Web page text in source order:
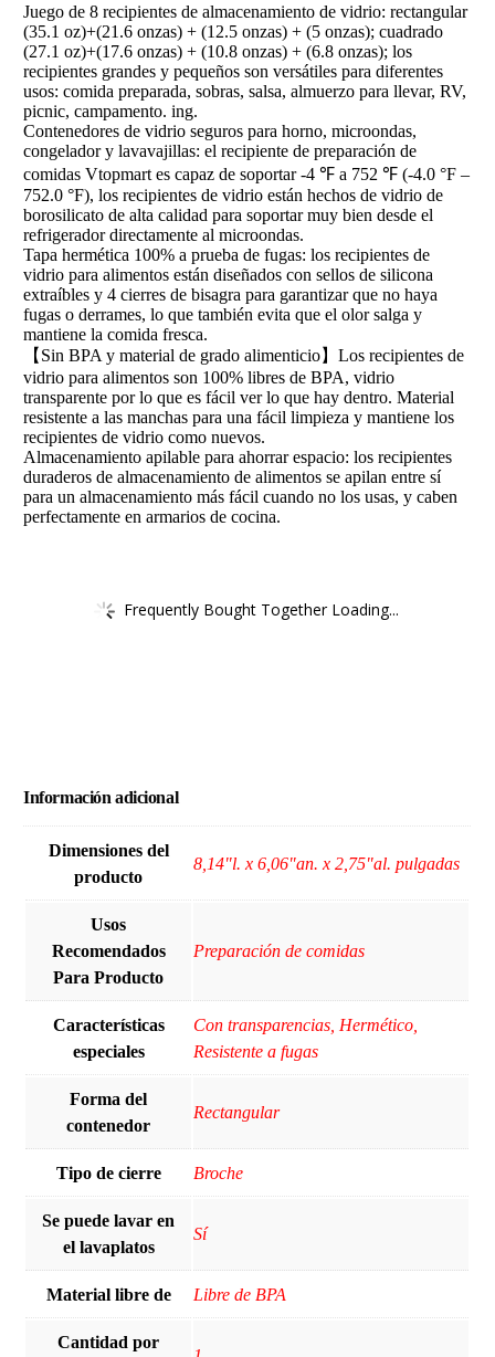
Juego de 8 recipientes de almacenamiento de vidrio: rectangular
(35.1 oz)+(21.6 onzas) + (12.5 onzas) + (5 onzas); cuadrado
(27.1 oz)+(17.6 onzas) + (10.8 onzas) + (6.8 onzas); los
recipientes grandes y pequeños son versátiles para diferentes
usos: comida preparada, sobras, salsa, almuerzo para llevar, RV,
picnic, campamento. ing.
Contenedores de vidrio seguros para horno, microondas,
congelador y lavavajillas: el recipiente de preparación de
comidas Vtopmart es capaz de soportar -4 ℉ a 752 ℉ (-4.0 °F –
752.0 °F), los recipientes de vidrio están hechos de vidrio de
borosilicato de alta calidad para soportar muy bien desde el
refrigerador directamente al microondas.
Tapa hermética 100% a prueba de fugas: los recipientes de
vidrio para alimentos están diseñados con sellos de silicona
extraíbles y 4 cierres de bisagra para garantizar que no haya
fugas o derrames, lo que también evita que el olor salga y
mantiene la comida fresca.
【Sin BPA y material de grado alimenticio】Los recipientes de
vidrio para alimentos son 100% libres de BPA, vidrio
transparente por lo que es fácil ver lo que hay dentro. Material
resistente a las manchas para una fácil limpieza y mantiene los
recipientes de vidrio como nuevos.
Almacenamiento apilable para ahorrar espacio: los recipientes
duraderos de almacenamiento de alimentos se apilan entre sí
para un almacenamiento más fácil cuando no los usas, y caben
perfectamente en armarios de cocina.
Frequently Bought Together Loading...
Información adicional
Dimensiones del
producto
‎8,14"l. x 6,06"an. x 2,75"al. pulgadas
Usos
Recomendados
Para Producto
‎Preparación de comidas
Características
especiales
‎Con transparencias, Hermético,
Resistente a fugas
Forma del
contenedor
Rectangular
Tipo de cierre ‎Broche
Se puede lavar en
el lavaplatos
Sí
Material libre de ‎Libre de BPA
Cantidad por